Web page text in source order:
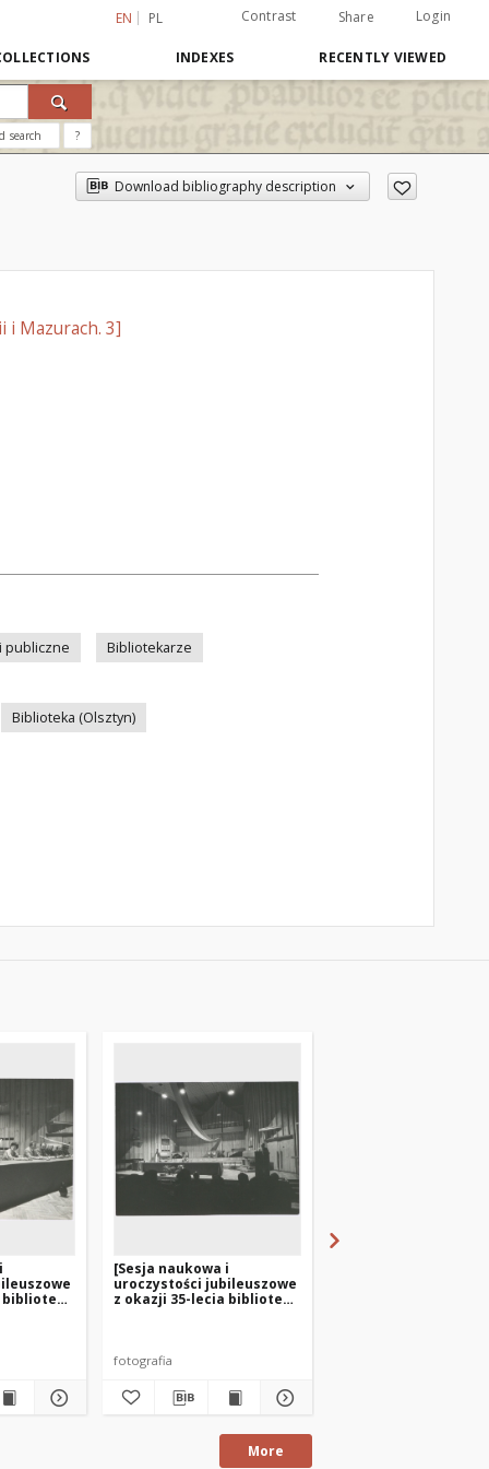
EN PL Contrast Share Login
INDEXES RECENTLY VIEWED
search ?
Download bibliography description
i Mazurach. 3]
publiczne
Bibliotekarze
Biblioteka (Olsztyn)
bibliotek
[Sesja naukowa i
uroczystości jubileuszowe
z okazji 35-lecia bibliotek
fotografia
More